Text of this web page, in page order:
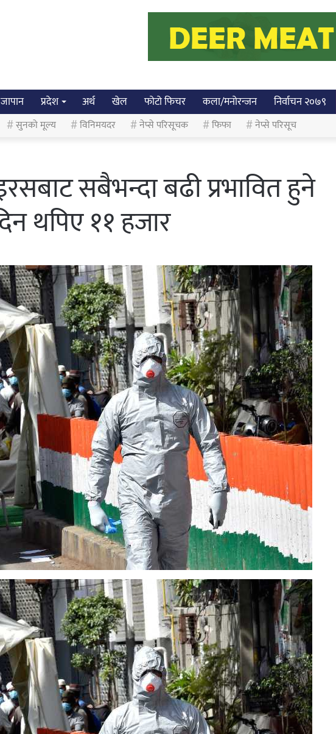
जापान प्रदेश अर्थ खेल फोटो फिचर कला/मनोरन्जन निर्वाचन २०७९
सुनको मूल्य विनिमयदर नेप्से परिसूचक फिफा नेप्से परिसूच
सबैभन्दा बढी प्रभावित हुने
थपिए ११ हजार